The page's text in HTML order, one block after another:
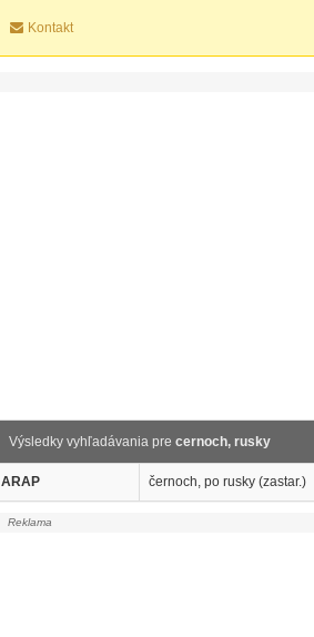
Kontakt
Výsledky vyhľadávania pre cernoch, rusky
ARAP černoch, po rusky (zastar.)